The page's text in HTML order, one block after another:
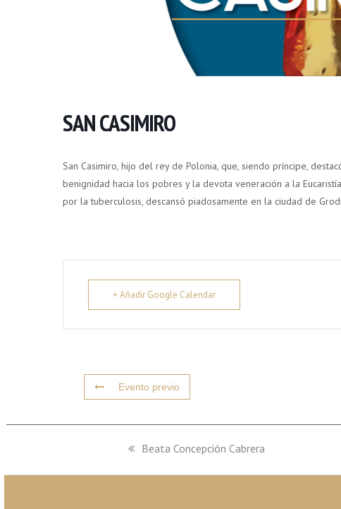
SAN CASIMIRO
San Casimiro, hijo del rey de Polonia, que, siendo príncipe,
benignidad hacia los pobres y la devota veneración a la
por la tuberculosis, descansó piadosamente en la ciudad de
+ Añadir Google Calendar
Evento previo
previous
Beata Concepción Cabrera